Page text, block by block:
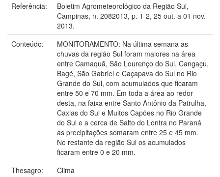
Referência:
Boletim Agrometeorológico da Região Sul,
Campinas, n. 2082013, p. 1-2, 25 out. a 01 nov.
2013.
Conteúdo:
MONITORAMENTO: Na última semana as
chuvas da região Sul foram maiores na área
entre Camaquã, São Lourenço do Sul, Cangaçu,
Bagé, São Gabriel e Caçapava do Sul no Rio
Grande do Sul, com acumulados que ficaram
entre 50 e 70 mm. Em toda a área ao redor
desta, na faixa entre Santo Antônio da Patrulha,
Caxias do Sul e Muitos Capões no Rio Grande
do Sul e a cerca de Salto do Lontra no Paraná
as precipitações somaram entre 25 e 45 mm.
No restante da região Sul os acumulados
ficaram entre 0 e 20 mm.
Thesagro:
Clima